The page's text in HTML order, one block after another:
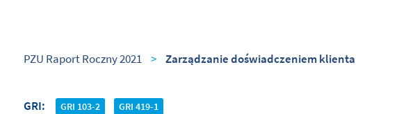
PZU Raport Roczny 2021 > Zarządzanie doświadczeniem klienta
GRI GRI 103-2 GRI 419-1